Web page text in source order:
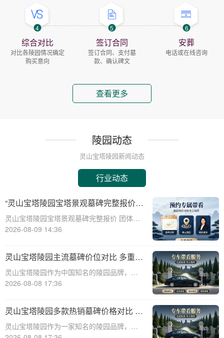
4
综合对比
对比各陵园情况确定
购买意向
5
签订合同
签订合同、支付墓
款、确认碑文
6
安葬
电话或在线咨询
查看更多
陵园动态
灵山宝塔陵园新闻动态
行业动态
“灵山宝塔陵园宝塔景观墓碑完整报价
团体购墓享大额直降：深度解析与专属
优惠”
灵山宝塔陵园宝塔景观墓碑完整报价 团体购
墓享大额直降：深度解析与专属优惠☎ 灵山
们对逝者的纪念方式有了更多的选择和追
求。灵山宝塔陵园作为一家知名的
2026-08-09 14:36
灵山宝塔陵园主流墓碑价位对比 多重优
惠叠加省钱攻略详解
灵山宝塔陵园作为中国知名的陵园品牌，其
墓碑产品种类丰富，价格区间广泛，能够满
发，详细介绍灵山宝塔陵园主流墓碑的价位
对比，并为您提供多重优惠叠加省钱攻略，
帮助您在选购
2026-08-08 17:36
灵山宝塔陵园多款热销墓碑价格对比 多
重优惠组合省钱指南
灵山宝塔陵园作为一家知名的陵园品牌，提